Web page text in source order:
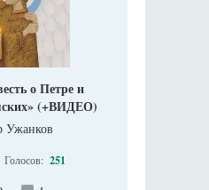
о Петре и
(+ВИДЕО)
Ужанков
Голосов: 251